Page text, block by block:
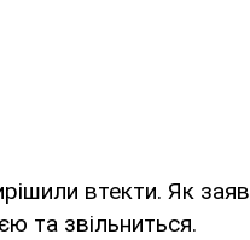
втекти. Як
та звільниться.